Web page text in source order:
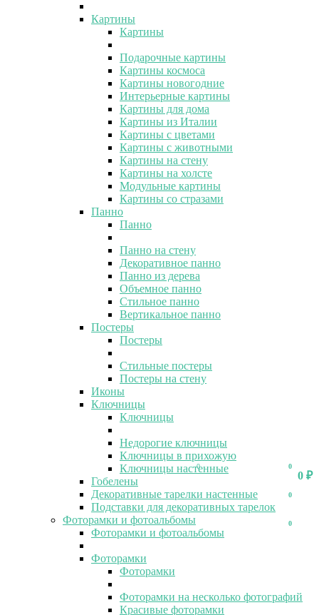
0
0 ₽
0
0
0
Картины
Картины
Подарочные картины
Картины космоса
Картины новогодние
Интерьерные картины
Картины для дома
Картины из Италии
Картины с цветами
Картины с животными
Картины на стену
Картины на холсте
Модульные картины
Картины со стразами
Панно
Панно
Панно на стену
Декоративное панно
Панно из дерева
Объемное панно
Стильное панно
Вертикальное панно
Постеры
Постеры
Стильные постеры
Постеры на стену
Иконы
Ключницы
Ключницы
Недорогие ключницы
Ключницы в прихожую
Ключницы настенные
Гобелены
Декоративные тарелки настенные
Подставки для декоративных тарелок
Фоторамки и фотоальбомы
Фоторамки и фотоальбомы
Фоторамки
Фоторамки
Фоторамки на несколько фотографий
Красивые фоторамки